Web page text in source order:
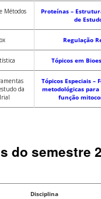
Métodos
Proteínas –
de
Regulação
Tópicos em
da
Tópicos Especiais –
metodológicas para
função
do semestre
Disciplina